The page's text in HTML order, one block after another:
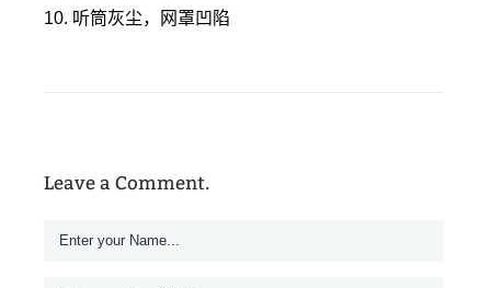
10. 听筒灰尘，网罩凹陷
Leave a Comment.